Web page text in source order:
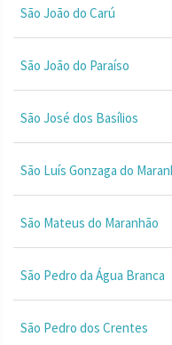
São João do Carú
São João do Paraíso
São José dos Basílios
São Luís Gonzaga do
São Mateus do Maranhão
São Pedro da Água Branca
São Pedro dos Crentes